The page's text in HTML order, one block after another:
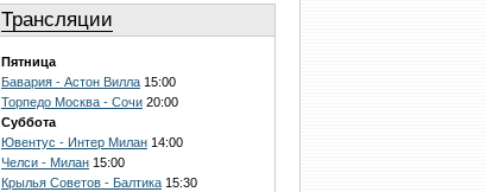
Трансляции
Пятница
Бавария - Астон Вилла 15:00
Торпедо Москва - Сочи 20:00
Суббота
Ювентус - Интер Милан 14:00
Челси - Милан 15:00
Крылья Советов - Балтика 15:30